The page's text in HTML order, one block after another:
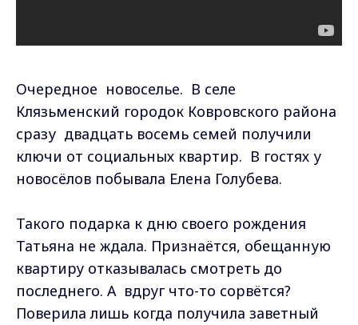
Очередное новоселье. В селе
Клязьменский городок Ковровского района
сразу двадцать восемь семей получили
ключи от социальных квартир. В гостях у
новосёлов побывала Елена Голубева.
Такого подарка к дню своего рождения
Татьяна не ждала. Признаётся, обещанную
квартиру отказывалась смотреть до
последнего. А вдруг что-то сорвётся?
Поверила лишь когда получила заветный